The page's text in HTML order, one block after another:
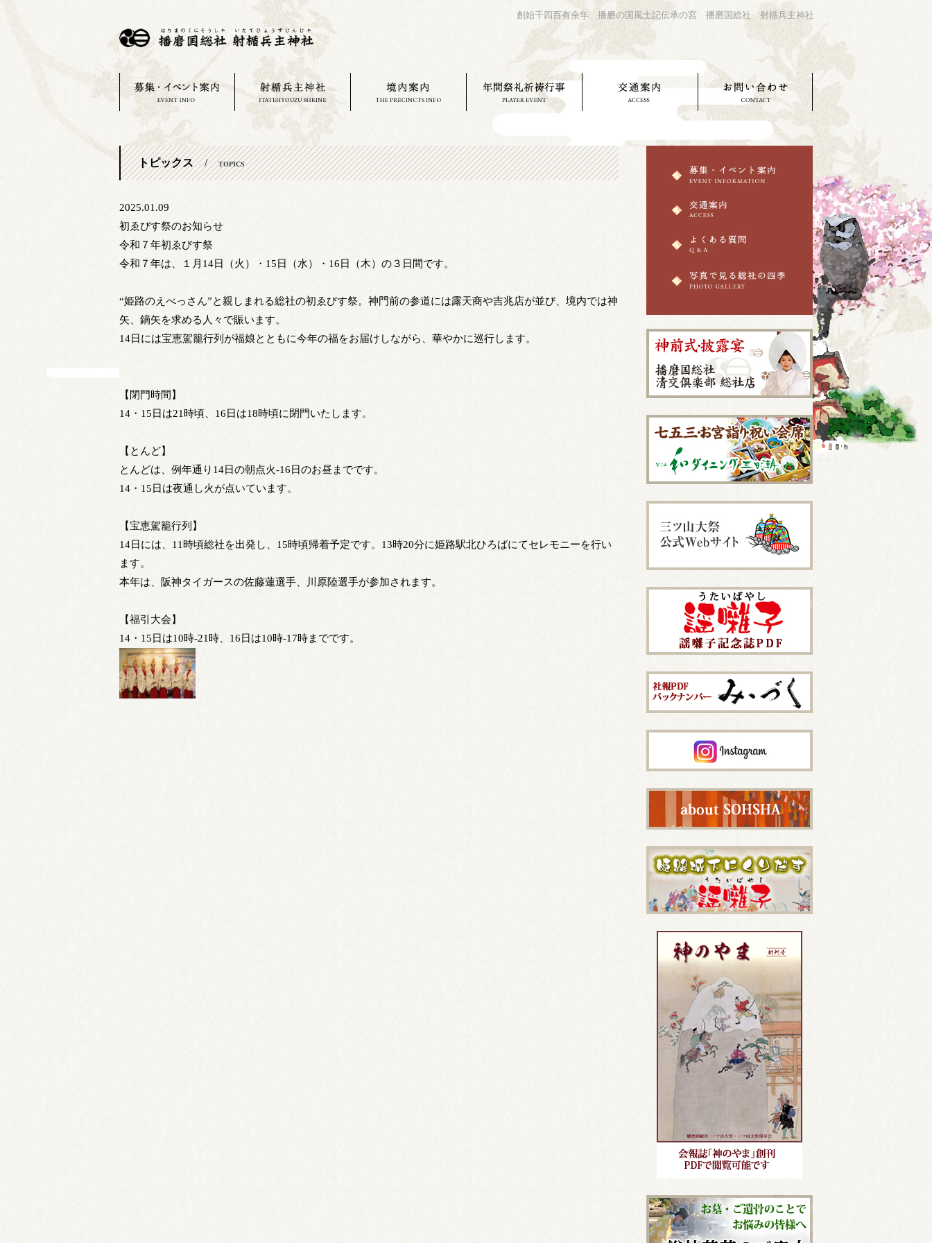
創始千四百有余年 播磨の国風土記伝承の宮 播磨国総社 射楯兵主神社
トピックス/TOPICS
2025.01.09
初ゑびす祭のお知らせ
令和７年初ゑびす祭
令和７年は、１月14日（火）・15日（水）・16日（木）の３日間です。
“姫路のえべっさん”と親しまれる総社の初ゑびす祭。神門前の参道には露天商や吉兆店が並び、境内では神
矢、鏑矢を求める人々で賑います。
14日には宝恵駕籠行列が福娘とともに今年の福をお届けしながら、華やかに巡行します。
【閉門時間】
14・15日は21時頃、16日は18時頃に閉門いたします。
【とんど】
とんどは、例年通り14日の朝点火-16日のお昼までです。
14・15日は夜通し火が点いています。
【宝恵駕籠行列】
14日には、11時頃総社を出発し、15時頃帰着予定です。13時20分に姫路駅北ひろばにてセレモニーを行い
ます。
本年は、阪神タイガースの佐藤蓮選手、川原陸選手が参加されます。
【福引大会】
14・15日は10時-21時、16日は10時-17時までです。